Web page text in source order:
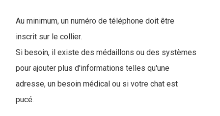
Au minimum, un numéro de téléphone doit être
inscrit sur le collier.
Si besoin, il existe des médaillons ou des systèmes
pour ajouter plus d'informations telles qu'une
adresse, un besoin médical ou si votre chat est
pucé.